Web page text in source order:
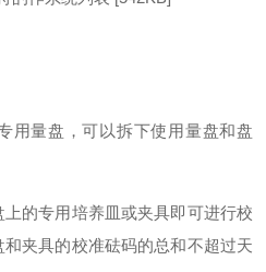
用量盘，可以拆下使用量盘和盘
的专用培养皿或夹具即可进行校
和夹具的校准砝码的总和不超过天